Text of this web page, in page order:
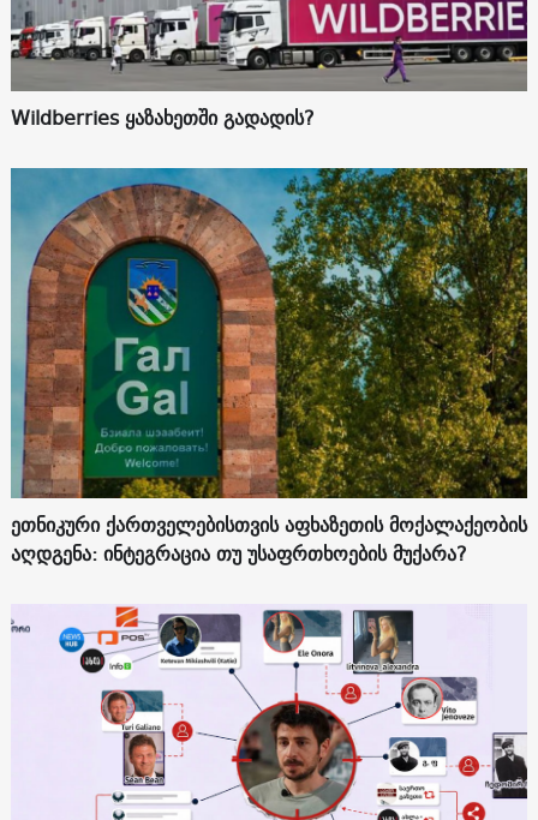
Wildberries ყაზახეთში გადადის?
ეთნიკური ქართველებისთვის აფხაზეთის მოქალაქეობის
აღდგენა: ინტეგრაცია თუ უსაფრთხოების მუქარა?